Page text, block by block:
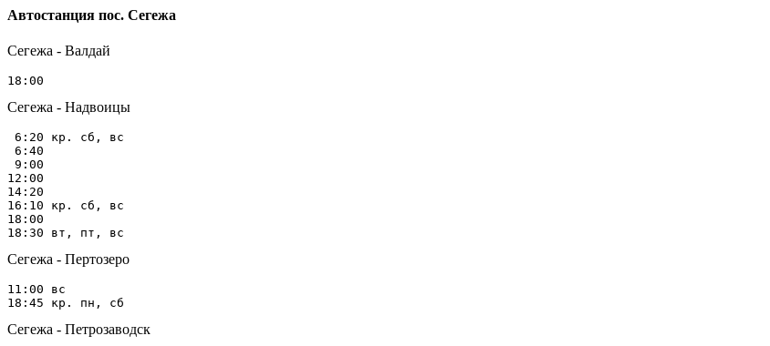
Автостанция пос. Сегежа
Сегежа - Валдай
Сегежа - Надвоицы
6:20 кр. сб, вс
6:40
9:00
12:00
14:20
16:10 кр. сб, вс
18:00
Сегежа - Пертозеро
11:00 вс
Сегежа - Петрозаводск